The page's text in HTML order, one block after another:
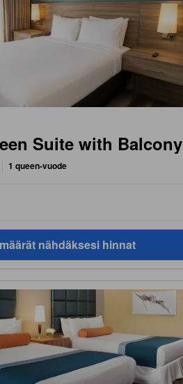
Suite with Balcony
1 queen-vuode
nähdäksesi hinnat